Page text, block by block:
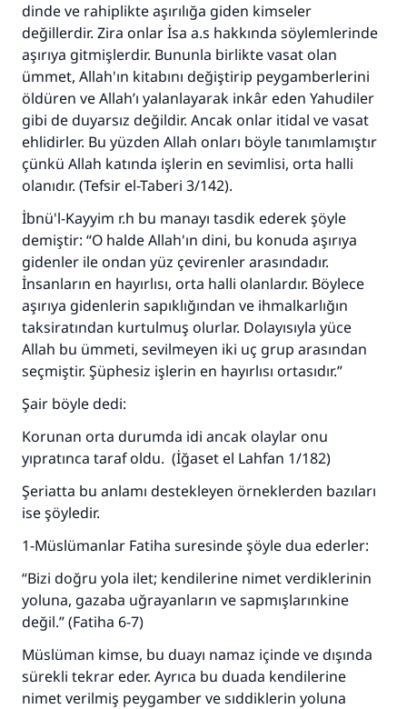
dinde ve rahiplikte aşırılığa giden kimseler
değillerdir. Zira onlar İsa a.s hakkında söylemlerinde
aşırıya gitmişlerdir. Bununla birlikte vasat olan
ümmet, Allah'ın kitabını değiştirip peygamberlerini
öldüren ve Allah’ı yalanlayarak inkâr eden Yahudiler
gibi de duyarsız değildir. Ancak onlar itidal ve vasat
ehlidirler. Bu yüzden Allah onları böyle tanımlamıştır
çünkü Allah katında işlerin en sevimlisi, orta halli
olanıdır. (Tefsir el-Taberi 3/142).
İbnü'l-Kayyim r.h bu manayı tasdik ederek şöyle
demiştir: “O halde Allah'ın dini, bu konuda aşırıya
gidenler ile ondan yüz çevirenler arasındadır.
İnsanların en hayırlısı, orta halli olanlardır. Böylece
aşırıya gidenlerin sapıklığından ve ihmalkarlığın
taksiratından kurtulmuş olurlar. Dolayısıyla yüce
Allah bu ümmeti, sevilmeyen iki uç grup arasından
seçmiştir. Şüphesiz işlerin en hayırlısı ortasıdır.”
Şair böyle dedi:
Korunan orta durumda idi ancak olaylar onu
yıpratınca taraf oldu. (İğaset el Lahfan 1/182)
Şeriatta bu anlamı destekleyen örneklerden bazıları
ise şöyledir.
1-Müslümanlar Fatiha suresinde şöyle dua ederler:
“Bizi doğru yola ilet; kendilerine nimet verdiklerinin
yoluna, gazaba uğrayanların ve sapmışlarınkine
değil.” (Fatiha 6-7)
Müslüman kimse, bu duayı namaz içinde ve dışında
sürekli tekrar eder. Ayrıca bu duada kendilerine
nimet verilmiş peygamber ve sıddiklerin yoluna